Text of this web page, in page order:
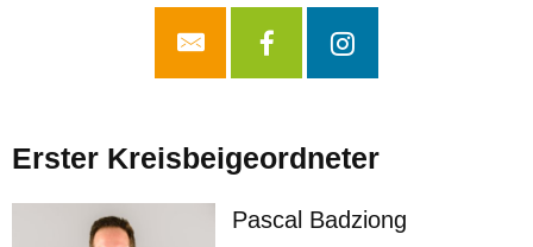
Erster
Kreisbeigeordneter
Erster Kreisbeigeordneter
Pascal Badziong